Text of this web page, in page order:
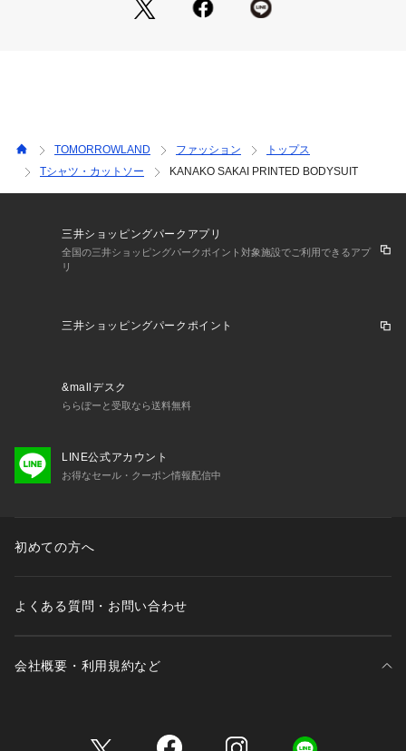
TOMORROWLAND ファッション
トップス
Tシャツ・カットソー
KANAKO SAKAI PRINTED BODYSUIT
三井ショッピングパークアプリ
全国の三井ショッピングパークポイント対象施設でご利用できるアプ
リ
三井ショッピングパークポイント
&mallデスク
ららぽーと受取なら送料無料
LINE公式アカウント
お得なセール・クーポン情報配信中
初めての方へ
よくある質問・お問い合わせ
会社概要・利用規約など